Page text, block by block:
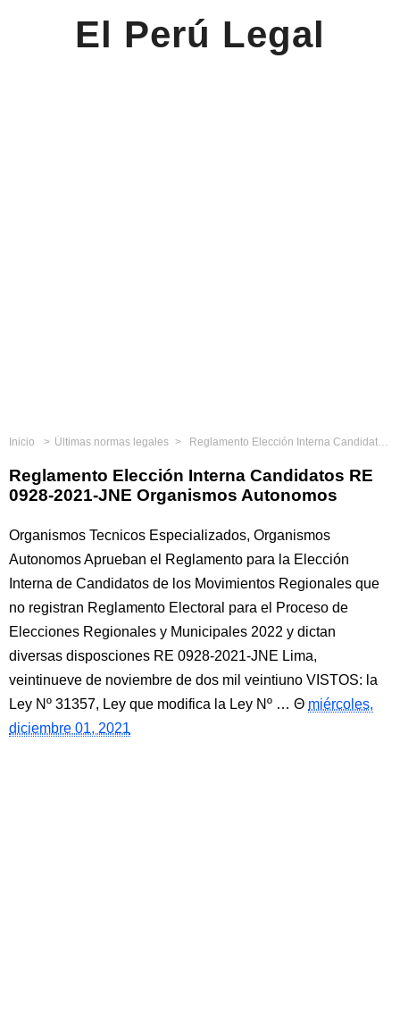
El Perú Legal
Inicio Últimas normas legales Reglamento Elección Interna Candidatos RE 0928-2021-JNE Organismos Autonomos
Reglamento Elección Interna Candidatos RE
0928-2021-JNE Organismos Autonomos
Organismos Tecnicos Especializados, Organismos
Autonomos Aprueban el Reglamento para la Elección
Interna de Candidatos de los Movimientos Regionales que
no registran Reglamento Electoral para el Proceso de
Elecciones Regionales y Municipales 2022 y dictan
diversas disposciones RE 0928-2021-JNE Lima,
veintinueve de noviembre de dos mil veintiuno VISTOS: la
Ley Nº 31357, Ley que modifica la Ley Nº …
miércoles,
diciembre 01, 2021